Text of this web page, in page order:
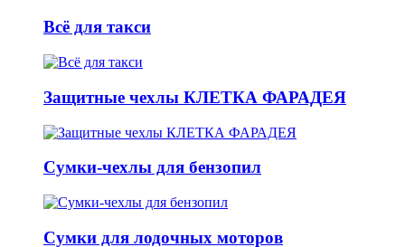
Всё для такси
Защитные чехлы КЛЕТКА ФАРАДЕЯ
Сумки-чехлы для бензопил
Сумки для лодочных моторов